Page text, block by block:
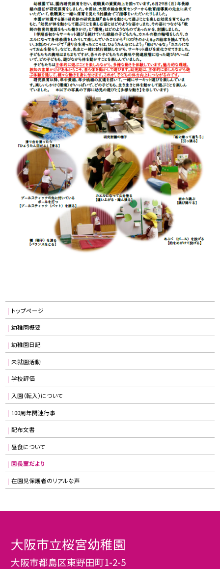
トップページ
幼稚園概要
幼稚園日記
未就園活動
学校評価
入園（転入）について
100周年関連行事
配布文書
昼食について
園長室だより
在園児保護者のリアルな声
大阪市立桜宮幼稚園
大阪市都島区東野田町1-2-5